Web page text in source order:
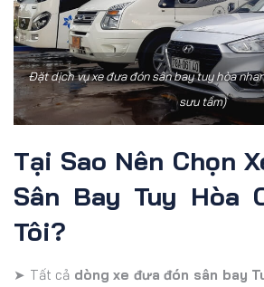
Đặt dịch vụ xe đưa đón sân bay tuy hòa
sưu tầm)
Tại Sao Nên Chọn
Sân Bay Tuy Hòa
Tôi?
➤ Tất cả dòng xe đưa đón sân bay